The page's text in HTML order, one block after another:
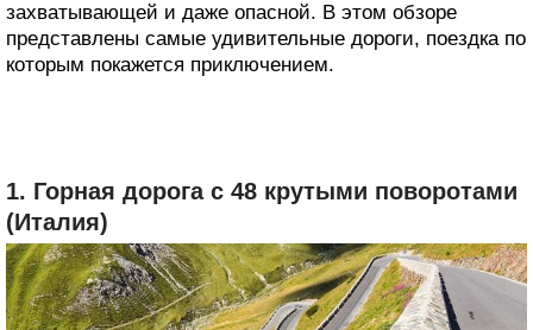
захватывающей и даже опасной. В этом обзоре
представлены самые удивительные дороги, поездка по
которым покажется приключением.
1. Горная дорога с 48 крутыми поворотами
(Италия)